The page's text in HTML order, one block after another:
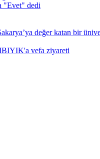
"Evet" dedi
değer katan bir
vefa ziyareti